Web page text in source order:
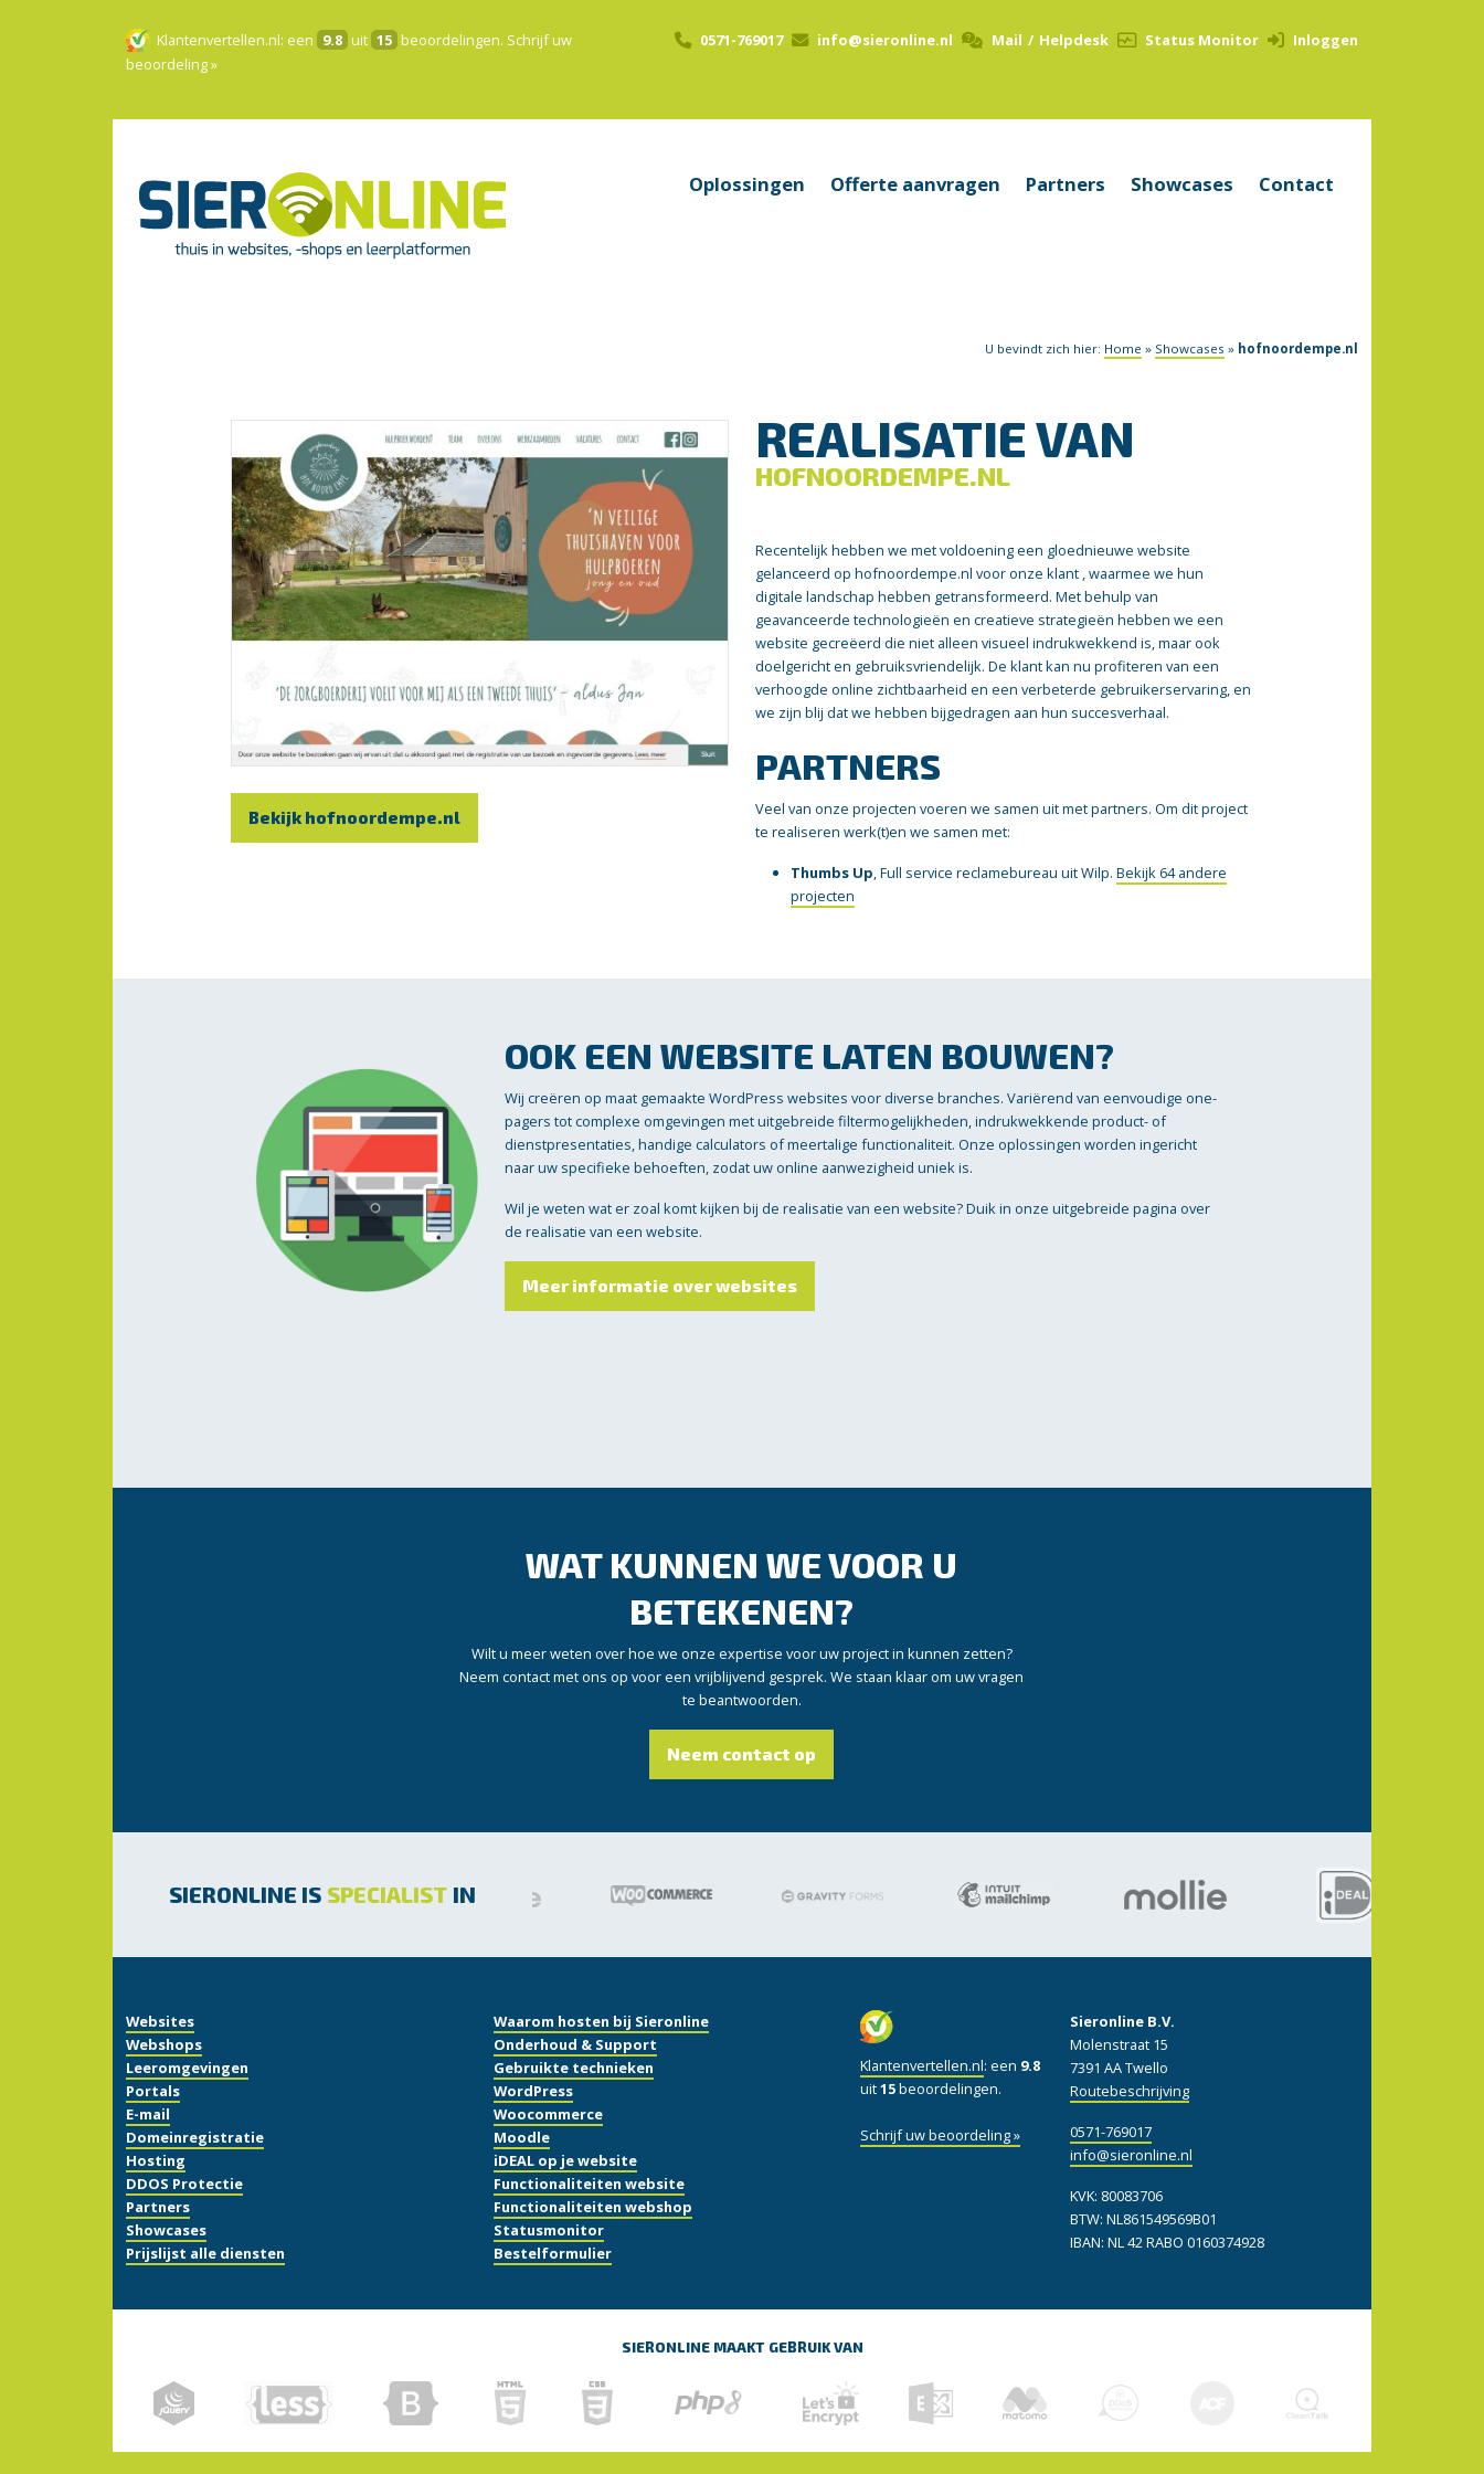
Klantenvertellen.nl: een 9.8 uit 15 beoordelingen. Schrijf uw
beoordeling »
0571-769017 info@sieronline.nl Mail / Helpdesk Status Monitor Inloggen
Oplossingen Offerte aanvragen Partners Showcases Contact
U bevindt zich hier: Home » Showcases » hofnoordempe.nl
Bekijk hofnoordempe.nl
REALISATIE VAN
HOFNOORDEMPE.NL
Recentelijk hebben we met voldoening een gloednieuwe website
gelanceerd op hofnoordempe.nl voor onze klant , waarmee we hun
digitale landschap hebben getransformeerd. Met behulp van
geavanceerde technologieën en creatieve strategieën hebben we een
website gecreëerd die niet alleen visueel indrukwekkend is, maar ook
doelgericht en gebruiksvriendelijk. De klant kan nu profiteren van een
verhoogde online zichtbaarheid en een verbeterde gebruikerservaring, en
we zijn blij dat we hebben bijgedragen aan hun succesverhaal.
PARTNERS
Veel van onze projecten voeren we samen uit met partners. Om dit project
te realiseren werk(t)en we samen met:
Thumbs Up, Full service reclamebureau uit Wilp. Bekijk 64 andere
projecten
OOK EEN WEBSITE LATEN BOUWEN?
Wij creëren op maat gemaakte WordPress websites voor diverse branches. Variërend van eenvoudige one-
pagers tot complexe omgevingen met uitgebreide filtermogelijkheden, indrukwekkende product- of
dienstpresentaties, handige calculators of meertalige functionaliteit. Onze oplossingen worden ingericht
naar uw specifieke behoeften, zodat uw online aanwezigheid uniek is.
Wil je weten wat er zoal komt kijken bij de realisatie van een website? Duik in onze uitgebreide pagina over
de realisatie van een website.
Meer informatie over websites
WAT KUNNEN WE VOOR U
BETEKENEN?
Wilt u meer weten over hoe we onze expertise voor uw project in kunnen zetten?
Neem contact met ons op voor een vrijblijvend gesprek. We staan klaar om uw vragen
te beantwoorden.
Neem contact op
SIERONLINE IS SPECIALIST IN
Websites
Webshops
Leeromgevingen
Portals
E-mail
Domeinregistratie
Hosting
DDOS Protectie
Partners
Showcases
Prijslijst alle diensten
Waarom hosten bij Sieronline
Onderhoud & Support
Gebruikte technieken
WordPress
Woocommerce
Moodle
iDEAL op je website
Functionaliteiten website
Functionaliteiten webshop
Statusmonitor
Bestelformulier
Klantenvertellen.nl: een 9.8
uit15beoordelingen.
Schrijf uw beoordeling »
Sieronline B.V.
Molenstraat 15
7391 AA Twello
Routebeschrijving
0571-769017
info@sieronline.nl
KVK: 80083706
BTW: NL861549569B01
IBAN: NL 42 RABO 0160374928
SIERONLINE MAAKT GEBRUIK VAN